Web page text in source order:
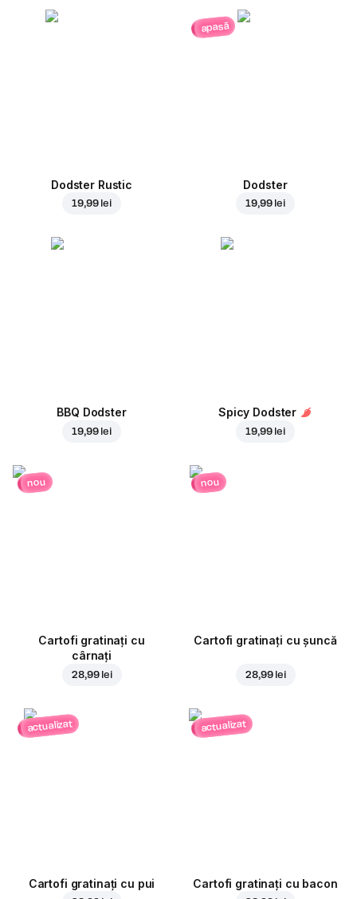
Dodster Rustic
19,99 lei
apasă
Dodster
19,99 lei
BBQ Dodster
19,99 lei
Spicy Dodster
19,99 lei
nou
Cartofi gratinați cu
cârnați
28,99 lei
nou
Cartofi gratinați cu șuncă
28,99 lei
actualizat
Cartofi gratinați cu pui
actualizat
Cartofi gratinați cu bacon